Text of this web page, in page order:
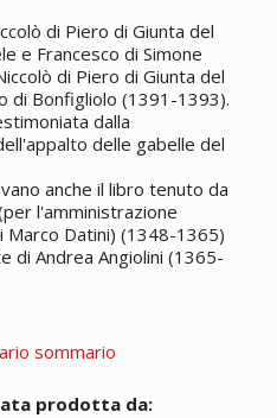
di Piero di Giunta del
e Francesco di Simone
di Piero di Giunta del
di Bonfigliolo (1391-1393).
dalla
delle gabelle del
anche il libro tenuto da
l'amministrazione
Marco Datini) (1348-1365)
di Andrea Angiolini (1365-
sommario
prodotta da: